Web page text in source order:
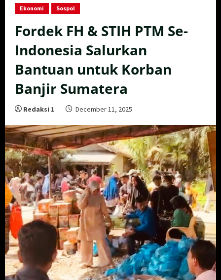
Ekonomi Sospol
Fordek FH & STIH PTM Se-
Indonesia Salurkan
Bantuan untuk Korban
Banjir Sumatera
Redaksi 1 December 11, 2025